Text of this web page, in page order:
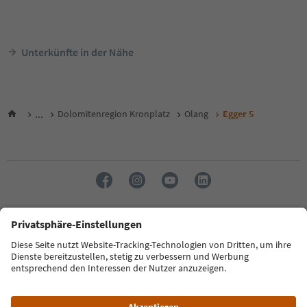
Unterkünfte in der Nähe
... Dolomitenregion Kronplatz Olang Egger 5
Sprache: Deutsch
FAQ Kontakt Presse MICE Datenschutzerklärung
Zugänglichkeitserklärung